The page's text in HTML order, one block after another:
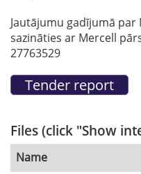
Jautājumu gadījumā
sazināties ar Mercell
27763529
Files (click "Show
Name